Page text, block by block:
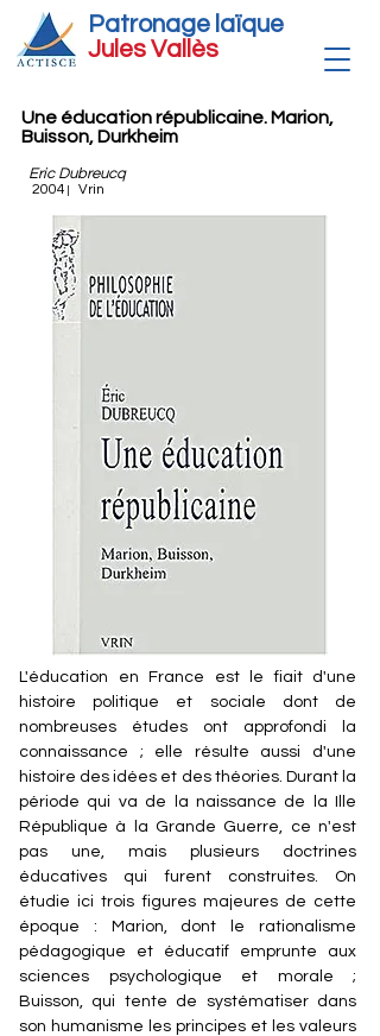
Patronage laïque
Jules Vallès
Une éducation républicaine. Marion,
Buisson, Durkheim
Eric Dubreucq
2004 Vrin
L'éducation en France est le fiait d'une
histoire politique et sociale dont de
nombreuses études ont approfondi la
connaissance ; elle résulte aussi d'une
histoire des idées et des théories. Durant la
période qui va de la naissance de la Ille
République à la Grande Guerre, ce n'est
pas une, mais plusieurs doctrines
éducatives qui furent construites. On
étudie ici trois figures majeures de cette
époque : Marion, dont le rationalisme
pédagogique et éducatif emprunte aux
sciences psychologique et morale ;
Buisson, qui tente de systématiser dans
son humanisme les principes et les valeurs